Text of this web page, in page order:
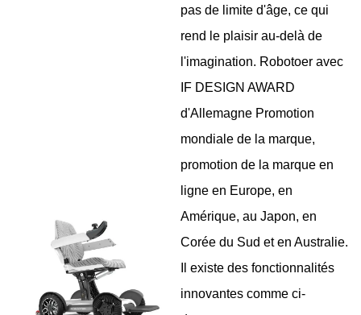
pas de limite d'âge, ce qui
rend le plaisir au-delà de
l'imagination. Robotoer avec
IF DESIGN AWARD
d'Allemagne Promotion
mondiale de la marque,
promotion de la marque en
ligne en Europe, en
Amérique, au Japon, en
Corée du Sud et en Australie.
Il existe des fonctionnalités
innovantes comme ci-